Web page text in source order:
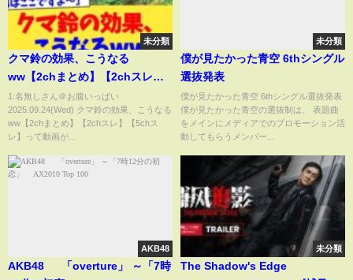
未分類
クマ鈴の効果、こうなる
ww【2chまとめ】【2chスレ】
【5chスレ】
1:名無しさん＠お腹いっぱい
2025.09.24(Wed) クマ鈴の効果、こうなる
ww【2chまとめ】【2chスレ】【5chス
レ】って動画が...
未分類
僕が見たかった青空 6thシングル
選抜発表
僕が見たかった青空 6thシングル選抜発表
僕が見たかった青空の選抜制は、 表題曲
をメインにメディアでのプロモーション活
動してもらうメンバー...
AKB48
AKB48 「overture」 ～「7時
未分類
The Shadow's Edge